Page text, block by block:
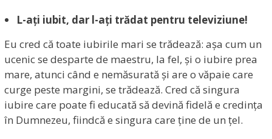
L-ați iubit, dar l-ați trădat pentru televiziune!
Eu cred că toate iubirile mari se trădează: așa cum un
ucenic se desparte de maestru, la fel, și o iubire prea
mare, atunci când e nemăsurată și are o văpaie care
curge peste margini, se trădează. Cred că singura
iubire care poate fi educată să devină fidelă e credința
în Dumnezeu, fiindcă e singura care ține de un țel.